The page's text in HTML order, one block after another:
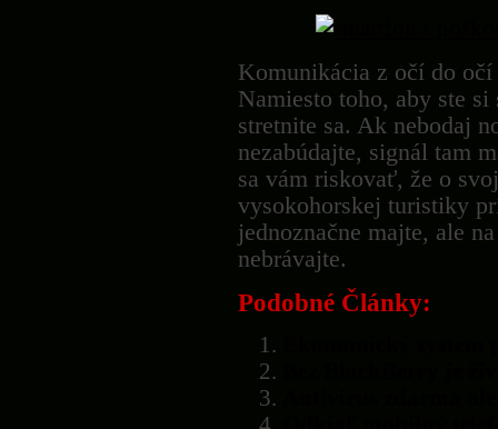
Komunikácia z očí do
Namiesto toho, aby ste
stretnite sa. Ak nebodaj
nezabúdajte, signál tam
sa vám riskovať, že o
vysokohorskej turistiky
jednoznačne majte, ale
nebrávajte.
Podobné Články: